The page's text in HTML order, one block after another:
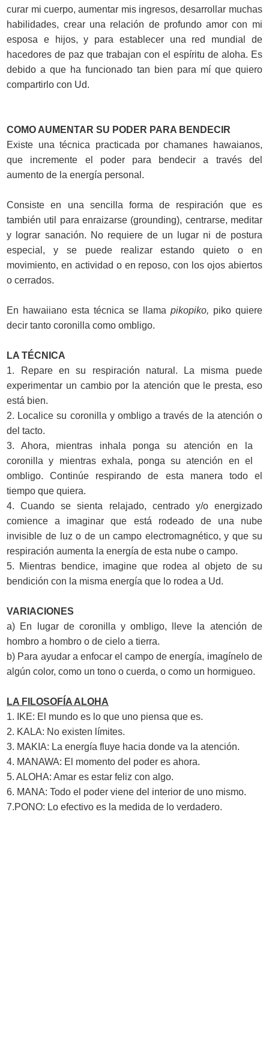
curar mi cuerpo, aumentar mis ingresos, desarrollar muchas
habilidades, crear una relación de profundo amor con mi
esposa e hijos, y para establecer una red mundial de
hacedores de paz que trabajan con el espíritu de aloha. Es
debido a que ha funcionado tan bien para mí que quiero
compartirlo con Ud.
COMO AUMENTAR SU PODER PARA BENDECIR
Existe una técnica practicada por chamanes hawaianos,
que incremente el poder para bendecir a través del
aumento de la energía personal.
Consiste en una sencilla forma de respiración que es
también util para enraizarse (grounding), centrarse, meditar
y lograr sanación. No requiere de un lugar ni de postura
especial, y se puede realizar estando quieto o en
movimiento, en actividad o en reposo, con los ojos abiertos
o cerrados.
En hawaiiano esta técnica se llama pikopiko, piko quiere
decir tanto coronilla como ombligo.
LA TÉCNICA
1. Repare en su respiración natural. La misma puede
experimentar un cambio por la atención que le presta, eso
está bien.
2. Localice su coronilla y ombligo a través de la atención o
del tacto.
3. Ahora, mientras inhala ponga su atención en la
coronilla y mientras exhala, ponga su atención en el
ombligo. Continúe respirando de esta manera todo el
tiempo que quiera.
4. Cuando se sienta relajado, centrado y/o energizado
comience a imaginar que está rodeado de una nube
invisible de luz o de un campo electromagnético, y que su
respiración aumenta la energía de esta nube o campo.
5. Mientras bendice, imagine que rodea al objeto de su
bendición con la misma energía que lo rodea a Ud.
VARIACIONES
a) En lugar de coronilla y ombligo, lleve la atención de
hombro a hombro o de cielo a tierra.
b) Para ayudar a enfocar el campo de energía, imagínelo de
algún color, como un tono o cuerda, o como un hormigueo.
LA FILOSOFÍA ALOHA
1. IKE: El mundo es lo que uno piensa que es.
2. KALA: No existen límites.
3. MAKIA: La energía fluye hacia donde va la atención.
4. MANAWA: El momento del poder es ahora.
5. ALOHA: Amar es estar feliz con algo.
6. MANA: Todo el poder viene del interior de uno mismo.
7.PONO: Lo efectivo es la medida de lo verdadero.